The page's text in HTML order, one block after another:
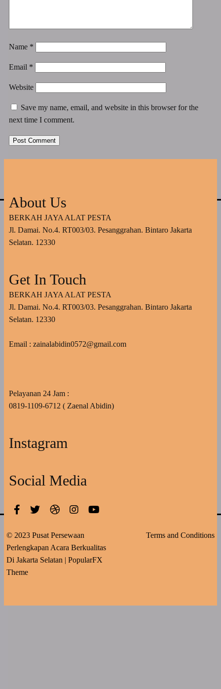
Name *
Email *
Website
Save my name, email, and website in this browser for the
next time I comment.
About Us
BERKAH JAYA ALAT PESTA
Jl. Damai. No.4. RT003/03. Pesanggrahan. Bintaro Jakarta
Selatan. 12330
Get In Touch
BERKAH JAYA ALAT PESTA
Jl. Damai. No.4. RT003/03. Pesanggrahan. Bintaro Jakarta
Selatan. 12330
Email : zainalabidin0572@gmail.com
Pelayanan 24 Jam :
0819-1109-6712 ( Zaenal Abidin)
Instagram
Social Media
© 2023 Pusat Persewaan
Perlengkapan Acara Berkualitas
Di Jakarta Selatan | PopularFX
Theme
Terms and Conditions